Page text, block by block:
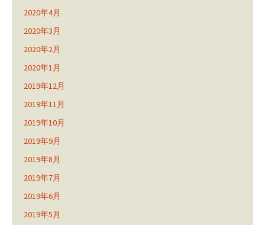
2020年4月
2020年3月
2020年2月
2020年1月
2019年12月
2019年11月
2019年10月
2019年9月
2019年8月
2019年7月
2019年6月
2019年5月